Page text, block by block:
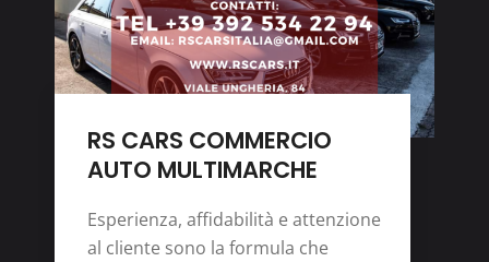
RS CARS COMMERCIO
AUTO MULTIMARCHE
Esperienza, affidabilità e attenzione
al cliente sono la formula che